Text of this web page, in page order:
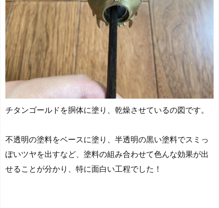
チタンゴールドを胴体に塗り、乾燥させているの図です。
不透明の塗料をベースに塗り、半透明の黒い塗料でスミっ
ぽいツヤを出すなど、塗料の組み合わせて色んな効果が出
せることが分かり、特に面白い工程でした！